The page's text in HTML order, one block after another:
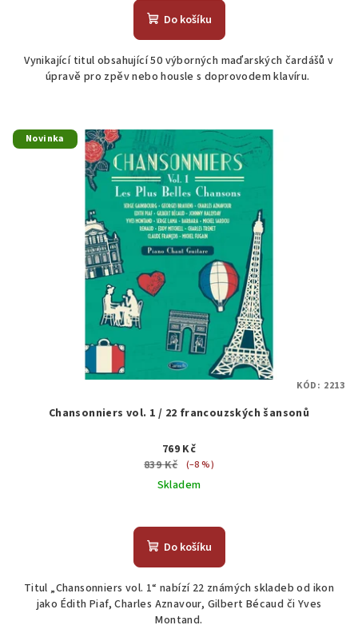
Do košíku
Vynikající titul obsahující 50 výborných maďarských čardášů v
úpravě pro zpěv nebo housle s doprovodem klavíru.
Novinka
Chansonniers vol. 1 / 22 francouzských šansonů
769 Kč
839 Kč
(–8 %)
Skladem
Do košíku
Titul „Chansonniers vol. 1“ nabízí 22 známých skladeb od ikon
jako Édith Piaf, Charles Aznavour, Gilbert Bécaud či Yves
Montand.
KÓD: 2213